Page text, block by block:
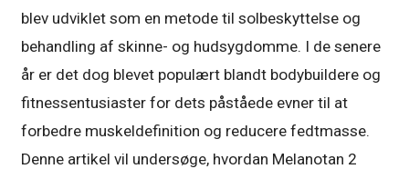
blev udviklet som en metode til solbeskyttelse og
behandling af skinne- og hudsygdomme. I de senere
år er det dog blevet populært blandt bodybuildere og
fitnessentusiaster for dets påståede evner til at
forbedre muskeldefinition og reducere fedtmasse.
Denne artikel vil undersøge, hvordan Melanotan 2